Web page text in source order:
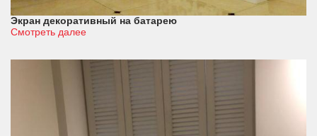
Экран декоративный на батарею
Смотреть далее